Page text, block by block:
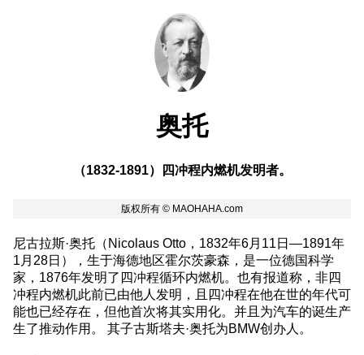
奥托
（1832-1891）四冲程内燃机发明者。
尼古拉斯·奥托（Nicolaus Otto，1832年6月11日—1891年
1月28日），生于海德地区霍尔茨豪森，是一位德国科学
家，1876年发明了四冲程循环内燃机。也有报道称，非四
冲程内燃机此前已由他人发明，且四冲程在他在世的年代可
能也已经存在，但他首次将其实用化。并且为汽车的诞生产
生了推动作用。 其子古斯塔夫·奥托为BMW创办人。